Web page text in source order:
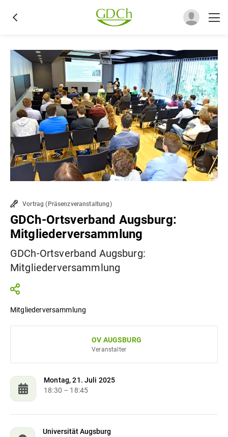
Vortrag (Präsenzveranstaltung)
GDCh-Ortsverband Augsburg:
Mitgliederversammlung
GDCh-Ortsverband Augsburg:
Mitgliederversammlung
Mitgliederversammlung
Veranstalter
OV AUGSBURG
Montag, 21. Juli 2025
18:30 – 18:45
Universität Augsburg